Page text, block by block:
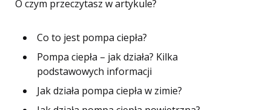
O czym przeczytasz w artykule?
Co to jest pompa ciepła?
Pompa ciepła – jak działa? Kilka
podstawowych informacji
Jak działa pompa ciepła w zimie?